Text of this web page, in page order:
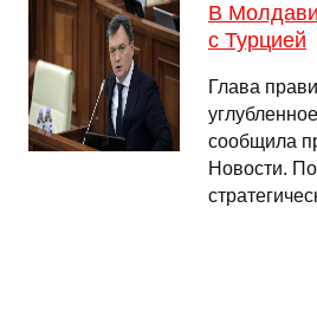
В
с Турцией
Глава
сообщила
Новости.